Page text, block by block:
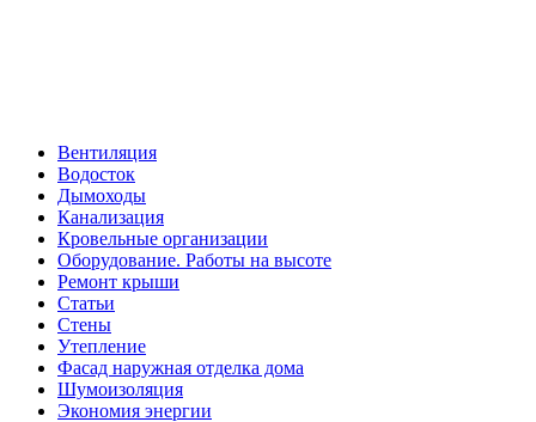
Вентиляция
Водосток
Дымоходы
Канализация
Кровельные организации
Оборудование. Работы на высоте
Ремонт крыши
Статьи
Стены
Утепление
Фасад наружная отделка дома
Шумоизоляция
Экономия энергии